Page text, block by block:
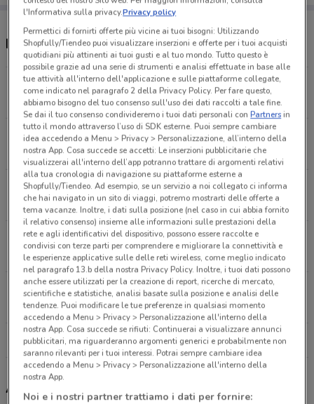
Negozi Eurosurgelati Italia a Viterbo
Via I. Garbini 109 Viterbo
4.5 km
APERTO
Via del ruscello Viterbo
5.5 km
Via del Ruscello SNC Viterbo
13.9 km
Via della Resistenza 37 Ronciglione
21.8 km
Via Antonio Ligabue 4 Fabrica Di Roma
23.9 km
Tutti i negozi Eurosurgelati Italia
Altri volantini nelle vicinanze
l'Informativa sulla privacy.Privacy policy
Permettici di fornirti offerte più vicine ai tuoi bisogni: Utilizzando
Shopfully/Tiendeo puoi visualizzare inserzioni e offerte per i tuoi acquisti
quotidiani più attinenti ai tuoi gusti e al tuo mondo. Tutto questo è
possibile grazie ad una serie di strumenti e analisi effettuate in base alle
tue attività all'interno dell'applicazione e sulle piattaforme collegate,
come indicato nel paragrafo 2 della Privacy Policy. Per fare questo,
abbiamo bisogno del tuo consenso sull'uso dei dati raccolti a tale fine.
Se dai il tuo consenso condivideremo i tuoi dati personali conPartnersin
tutto il mondo attraverso l’uso di SDK esterne. Puoi sempre cambiare
idea accedendo a Menu > Privacy > Personalizzazione, all’interno della
nostra App. Cosa succede se accetti: Le inserzioni pubblicitarie che
visualizzerai all'interno dell’app potranno trattare di argomenti relativi
alla tua cronologia di navigazione su piattaforme esterne a
Shopfully/Tiendeo. Ad esempio, se un servizio a noi collegato ci informa
che hai navigato in un sito di viaggi, potremo mostrarti delle offerte a
tema vacanze. Inoltre, i dati sulla posizione (nel caso in cui abbia fornito
il relativo consenso) insieme alle informazioni sulle prestazioni della
rete e agli identificativi del dispositivo, possono essere raccolte e
condivisi con terze parti per comprendere e migliorare la connettività e
le esperienze applicative sulle delle reti wireless, come meglio indicato
nel paragrafo 13.b della nostra Privacy Policy. Inoltre, i tuoi dati possono
anche essere utilizzati per la creazione di report, ricerche di mercato,
scientifiche e statistiche, analisi basate sulla posizione e analisi delle
tendenze. Puoi modificare le tue preferenze in qualsiasi momento
accedendo a Menu > Privacy > Personalizzazione all'interno della
nostra App. Cosa succede se rifiuti: Continuerai a visualizzare annunci
pubblicitari, ma riguarderanno argomenti generici e probabilmente non
saranno rilevanti per i tuoi interessi. Potrai sempre cambiare idea
accedendo a Menu > Privacy > Personalizzazione all'interno della
nostra App.
Noi e i nostri partner trattiamo i dati per fornire: